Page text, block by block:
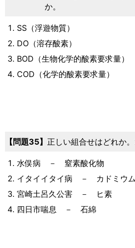
か。
SS（浮遊物質）
DO（溶存酸素）
BOD（生物化学的酸素要求量）
COD（化学的酸素要求量）
35 正しい組合せはどれか。
水俣病 － 窒素酸化物
イタイイタイ病 － カドミウム
宮崎土呂久公害 － ヒ素
四日市喘息 － 石綿